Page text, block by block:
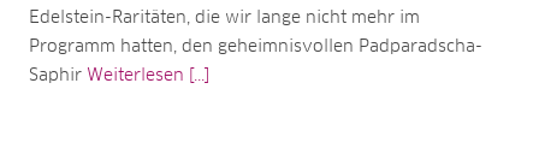
Edelstein-Raritäten, die wir lange nicht mehr im
Programm hatten, den geheimnisvollen Padparadscha-
Saphir Weiterlesen [...]